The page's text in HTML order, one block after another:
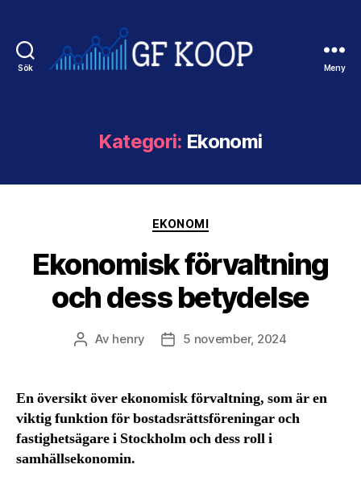
Sök Meny
Kategori: Ekonomi
Kategorier
EKONOMI
Ekonomisk förvaltning
och dess betydelse
Inläggsförfattare
Av henry Inläggsdatum
5 november, 2024
En översikt över ekonomisk förvaltning, som är en
viktig funktion för bostadsrättsföreningar och
fastighetsägare i Stockholm och dess roll i
samhällsekonomin.